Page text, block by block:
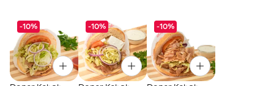
-10% -10% -10%